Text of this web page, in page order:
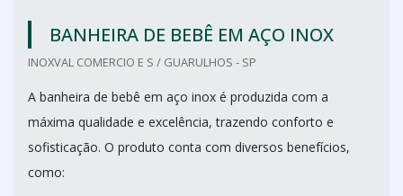
BANHEIRA DE BEBÊ EM AÇO INOX
INOXVAL COMERCIO E S / GUARULHOS - SP
A banheira de bebê em aço inox é produzida com a
máxima qualidade e excelência, trazendo conforto e
sofisticação. O produto conta com diversos benefícios,
como: